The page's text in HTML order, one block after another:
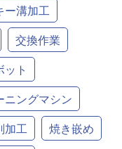
ー溝加工
交換作業
ト
ニングマシン
加工
焼き嵌め